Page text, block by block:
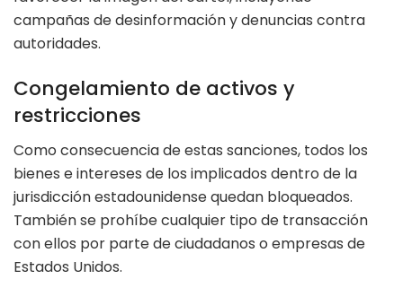
campañas de desinformación y denuncias contra
autoridades.
Congelamiento de activos y
restricciones
Como consecuencia de estas sanciones, todos los
bienes e intereses de los implicados dentro de la
jurisdicción estadounidense quedan bloqueados.
También se prohíbe cualquier tipo de transacción
con ellos por parte de ciudadanos o empresas de
Estados Unidos.